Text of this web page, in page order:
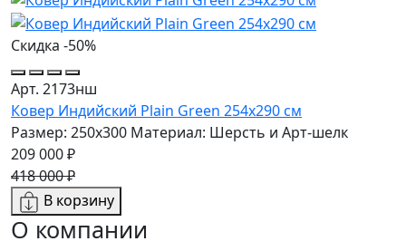
Скидка -50%
Арт. 2173нш
Ковер Индийский Plain Green 254x290 см
Размер: 250x300 Материал: Шерсть и Арт-шелк
209 000 ₽
418 000 ₽
В корзину
О компании